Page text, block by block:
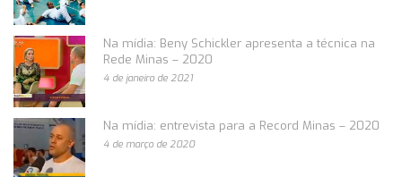
Na mídia: Beny Schickler apresenta a técnica na
Rede Minas – 2020
4 de janeiro de 2021
Na mídia: entrevista para a Record Minas – 2020
4 de março de 2020